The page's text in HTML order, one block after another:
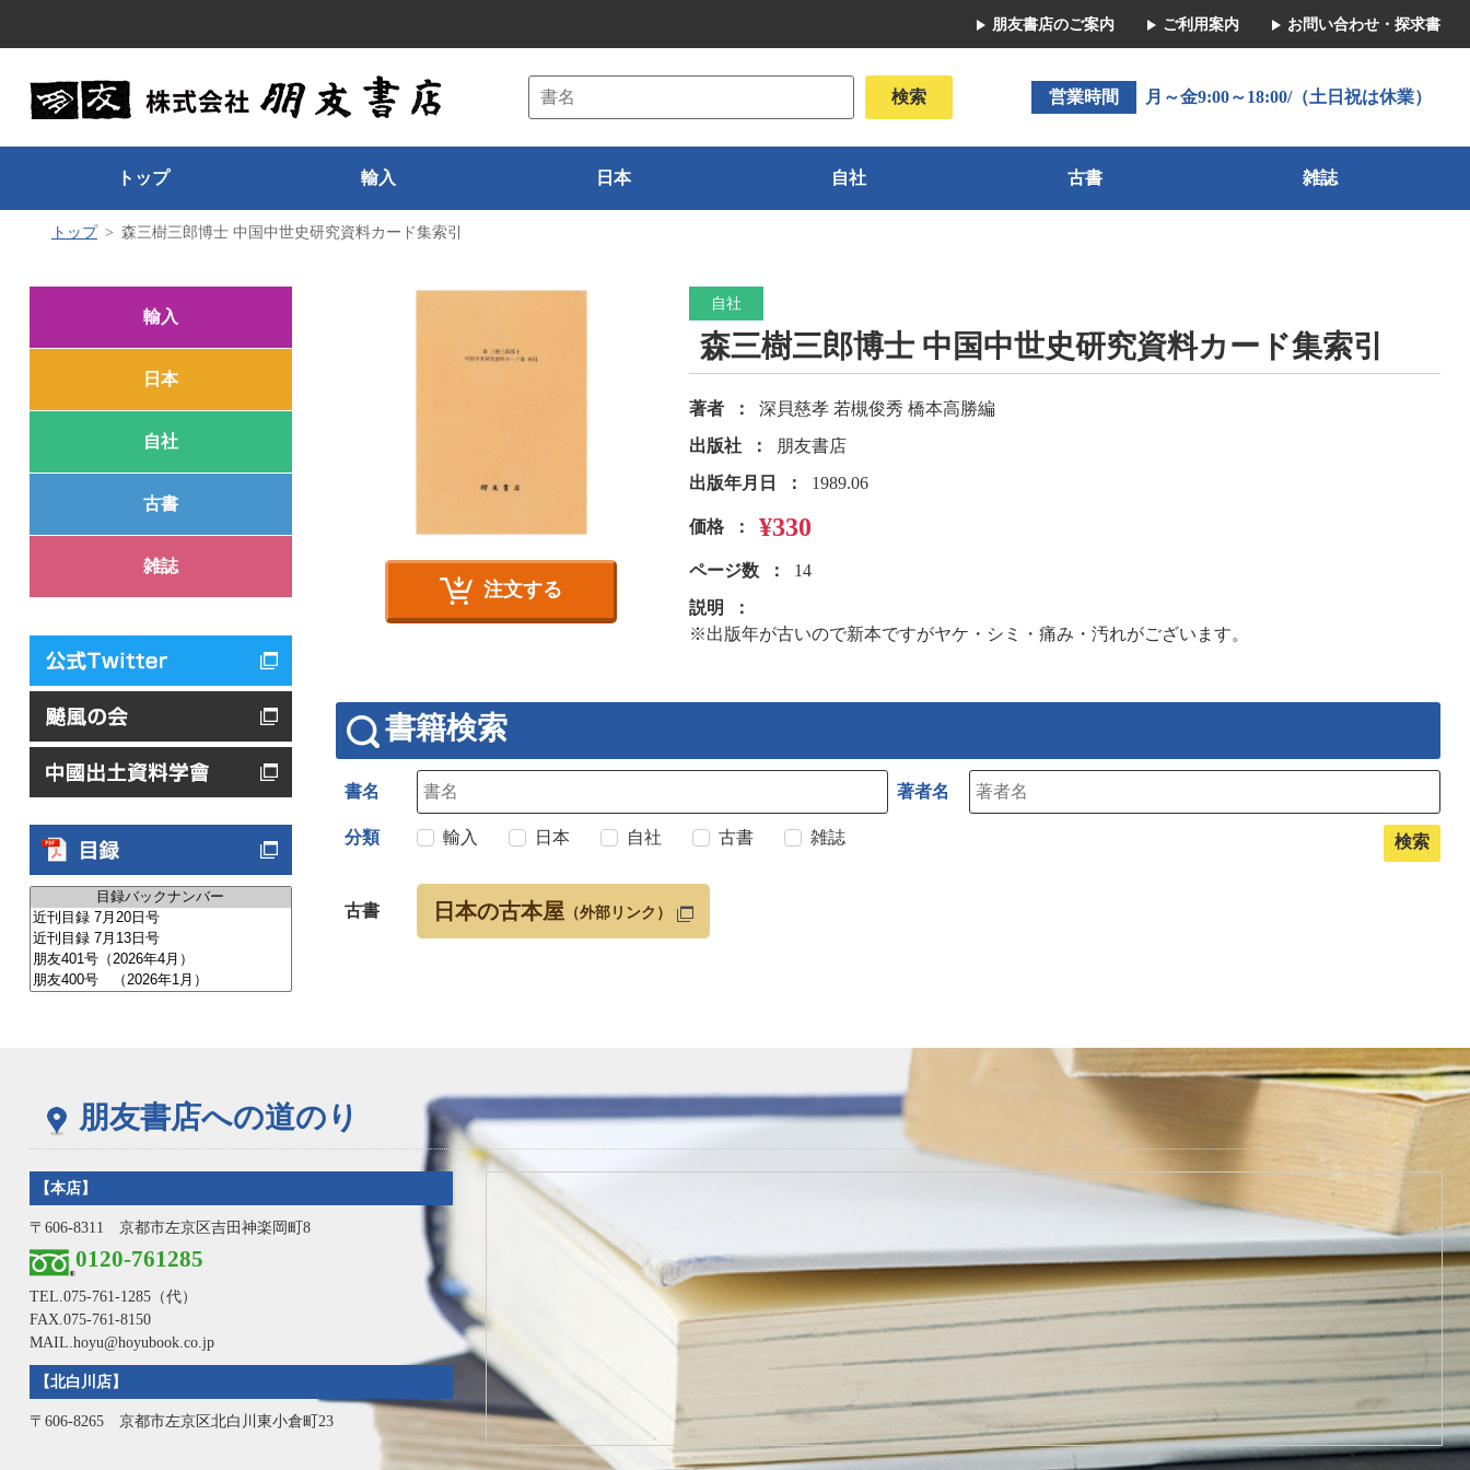
朋友書店のご案内 ご利用案内 お問い合わせ・探求書
営業時間 月～金9:00～18:00/（土日祝は休業）
トップ 輸入 日本 自社 古書 雑誌
トップ 森三樹三郎博士 中国中世史研究資料カード集索引
輸入
日本
自社
古書
雑誌
注文する
自社
森三樹三郎博士 中国中世史研究資料カード集索引
著者
深貝慈孝 若槻俊秀 橋本高勝編
出版社
朋友書店
出版年月日
1989.06
価格 ¥330
ページ数
14
説明
※出版年が古いので新本ですがヤケ・シミ・痛み・汚れがございます。
書籍検索
書名 著者名
分類 輸入 日本 自社 古書 雑誌
古書 日本の古本屋 （外部リンク）
朋友書店への道のり
【本店】
〒606-8311 京都市左京区吉田神楽岡町8
0120-761285
TEL. 075-761-1285（代）
FAX.075-761-8150
MAIL.hoyu@hoyubook.co.jp
【北白川店】
〒606-8265 京都市左京区北白川東小倉町23